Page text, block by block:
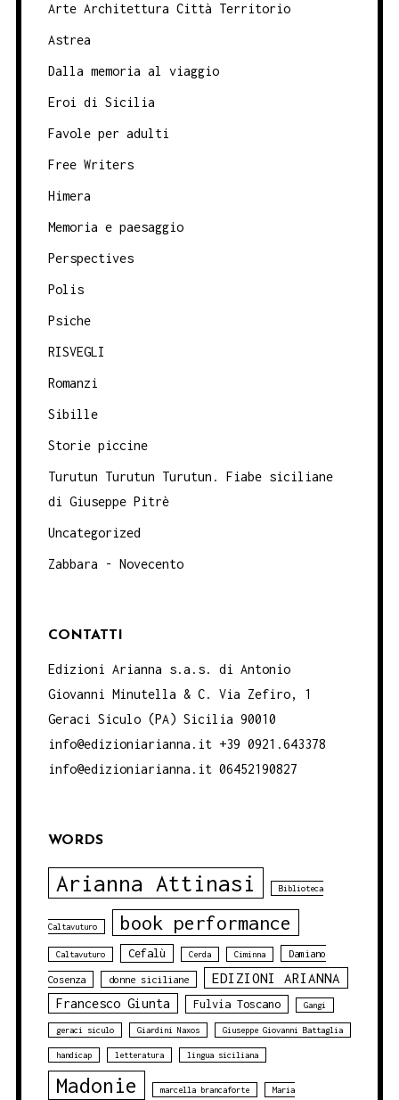
Arte Architettura Città Territorio
Astrea
Dalla memoria al viaggio
Eroi di Sicilia
Favole per adulti
Free Writers
Himera
Memoria e paesaggio
Perspectives
Polis
Psiche
RISVEGLI
Romanzi
Sibille
Storie piccine
Turutun Turutun Turutun. Fiabe siciliane
di Giuseppe Pitrè
Uncategorized
Zabbara - Novecento
CONTATTI
Edizioni Arianna s.a.s. di Antonio
Giovanni Minutella & C. Via Zefiro, 1
Geraci Siculo (PA) Sicilia 90010
info@edizioniarianna.it +39 0921.643378
info@edizioniarianna.it 06452190827
WORDS
Arianna Attinasi Biblioteca
Caltavuturo book performance
Caltavuturo Cefalù Cerda Ciminna Damiano
Cosenza donne siciliane EDIZIONI ARIANNA
Francesco Giunta Fulvia Toscano Gangi
geraci siculo Giardini Naxos Giuseppe Giovanni Battaglia
handicap letteratura lingua siciliana
Madonie marcella brancaforte Maria